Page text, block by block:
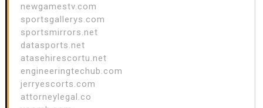
newgamestv.com
sportsgallerys.com
sportsmirrors.net
datasports.net
atasehirescortu.net
engineeringtechub.com
jerryescorts.com
attorneylegal.co